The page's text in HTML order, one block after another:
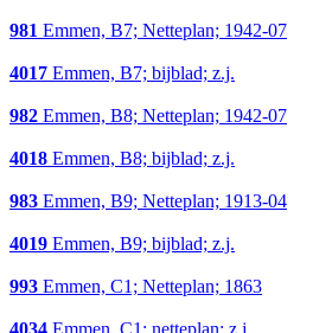
981 Emmen, B7; Netteplan; 1942-07
4017 Emmen, B7; bijblad; z.j.
982 Emmen, B8; Netteplan; 1942-07
4018 Emmen, B8; bijblad; z.j.
983 Emmen, B9; Netteplan; 1913-04
4019 Emmen, B9; bijblad; z.j.
993 Emmen, C1; Netteplan; 1863